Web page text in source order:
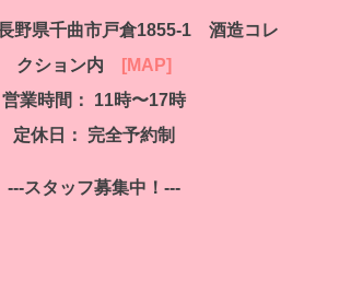
野県千曲市戸倉1855-1 酒造コレ
クション内
[MAP]
営業時間： 11時〜17時
定休日： 完全予約制
---スタッフ募集中！---